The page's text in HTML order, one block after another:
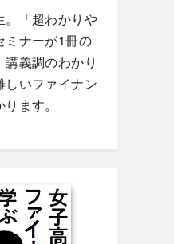
。「超わかりや
ミナーが1冊の
義調のわかり
しいファイナン
ます。